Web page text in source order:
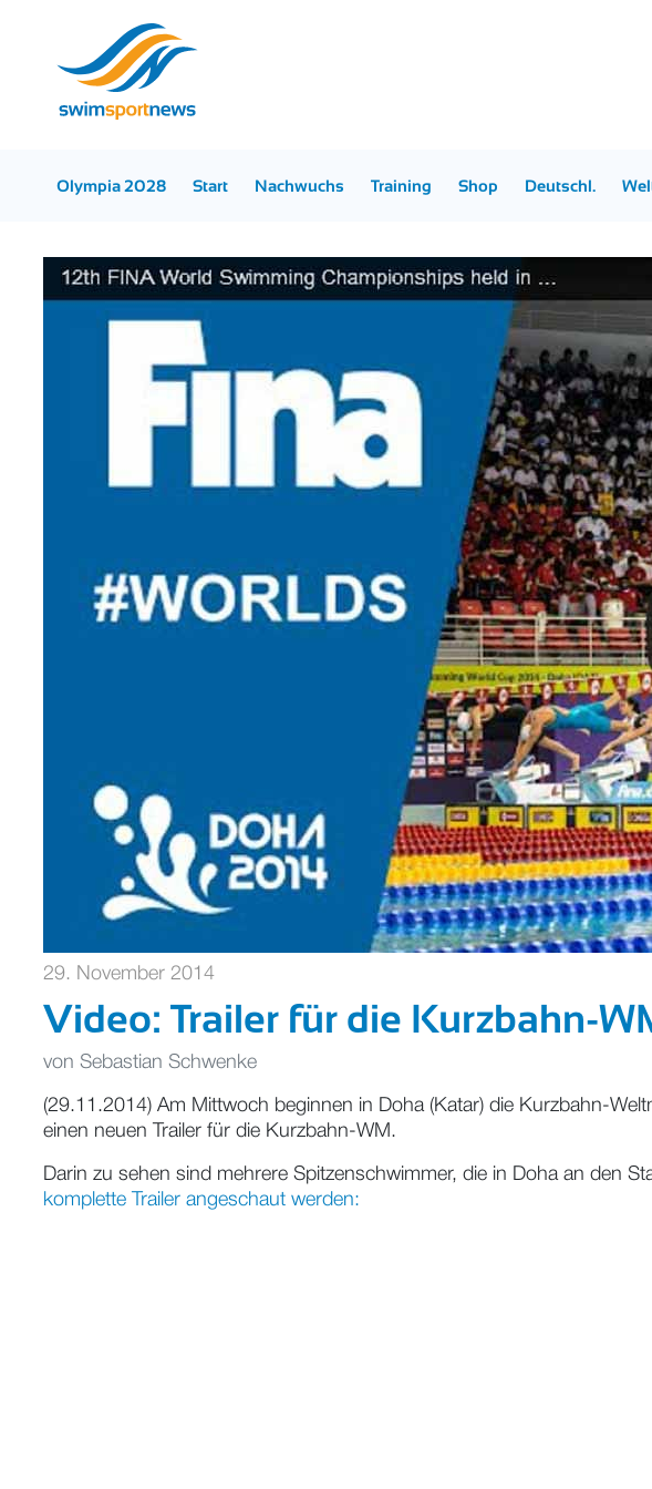
Olympia 2028 Start Nachwuchs Training Shop Deutschl.
29. November 2014
Video: Trailer für die Kurzbahn-
von Sebastian Schwenke
(29.11.2014) Am Mittwoch beginnen in Doha (Katar) die Kurzbahn-
einen neuen Trailer für die Kurzbahn-WM.
Darin zu sehen sind mehrere Spitzenschwimmer, die in Doha an den
komplette Trailer angeschaut werden: